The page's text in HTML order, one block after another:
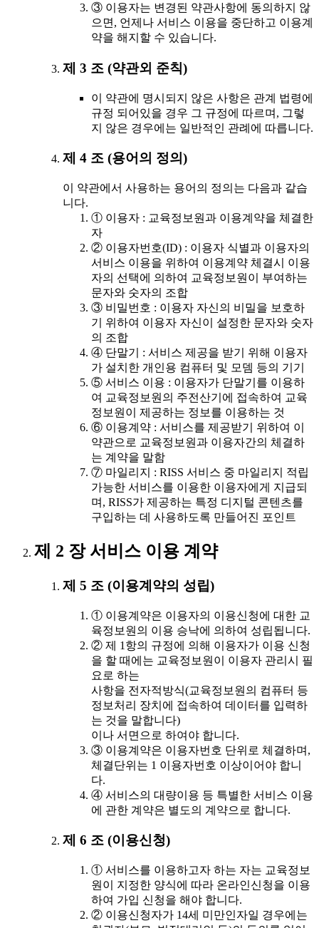
③ 이용자는 변경된 약관사항에 동의하지 않
으면, 언제나 서비스 이용을 중단하고 이용계
약을 해지할 수 있습니다.
제 3 조 (약관외 준칙)
이 약관에 명시되지 않은 사항은 관계 법령에
규정 되어있을 경우 그 규정에 따르며, 그렇
지 않은 경우에는 일반적인 관례에 따릅니다.
제 4 조 (용어의 정의)
이 약관에서 사용하는 용어의 정의는 다음과 같습
니다.
① 이용자 : 교육정보원과 이용계약을 체결한
자
② 이용자번호(ID) : 이용자 식별과 이용자의
서비스 이용을 위하여 이용계약 체결시 이용
자의 선택에 의하여 교육정보원이 부여하는
문자와 숫자의 조합
③ 비밀번호 : 이용자 자신의 비밀을 보호하
기 위하여 이용자 자신이 설정한 문자와 숫자
의 조합
④ 단말기 : 서비스 제공을 받기 위해 이용자
가 설치한 개인용 컴퓨터 및 모뎀 등의 기기
⑤ 서비스 이용 : 이용자가 단말기를 이용하
여 교육정보원의 주전산기에 접속하여 교육
정보원이 제공하는 정보를 이용하는 것
⑥ 이용계약 : 서비스를 제공받기 위하여 이
약관으로 교육정보원과 이용자간의 체결하
는 계약을 말함
⑦ 마일리지 : RISS 서비스 중 마일리지 적립
가능한 서비스를 이용한 이용자에게 지급되
며, RISS가 제공하는 특정 디지털 콘텐츠를
구입하는 데 사용하도록 만들어진 포인트
제 2 장 서비스 이용 계약
제 5 조 (이용계약의 성립)
① 이용계약은 이용자의 이용신청에 대한 교
육정보원의 이용 승낙에 의하여 성립됩니다.
② 제 1항의 규정에 의해 이용자가 이용 신청
을 할 때에는 교육정보원이 이용자 관리시 필
요로 하는
사항을 전자적방식(교육정보원의 컴퓨터 등
정보처리 장치에 접속하여 데이터를 입력하
는 것을 말합니다)
이나 서면으로 하여야 합니다.
③ 이용계약은 이용자번호 단위로 체결하며,
체결단위는 1 이용자번호 이상이어야 합니
다.
④ 서비스의 대량이용 등 특별한 서비스 이용
에 관한 계약은 별도의 계약으로 합니다.
제 6 조 (이용신청)
① 서비스를 이용하고자 하는 자는 교육정보
원이 지정한 양식에 따라 온라인신청을 이용
하여 가입 신청을 해야 합니다.
② 이용신청자가 14세 미만인자일 경우에는